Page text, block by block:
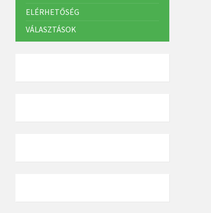
ELÉRHETŐSÉG
VÁLASZTÁSOK